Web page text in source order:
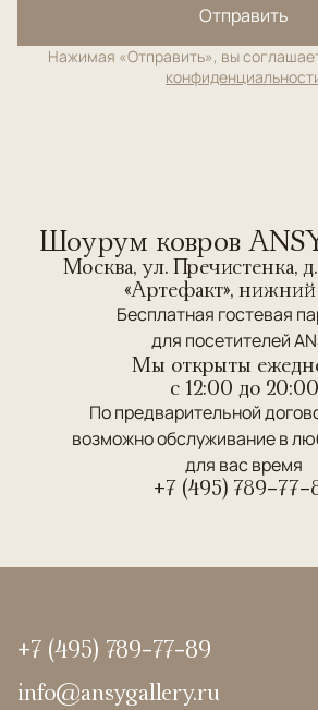
Отправить
Нажимая «Отправить», вы
Шоурум ковров
Москва, ул. Пречистенка,
«Артефакт»,
Бесплатная гостевая
для посетителей
Мы открыты
c 12:00 до 20:00
По предварительной
возможно обслуживание в
для вас время
+7 (495) 789-77-
+7 (495) 789-77-89
info@ansygallery.ru